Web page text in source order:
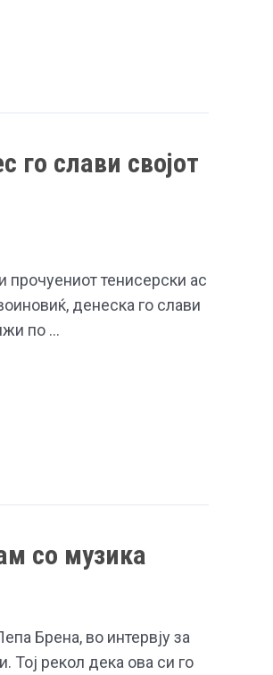
слави својот
прочуениот тенисерски ас
денеска го слави
по …
со музика
Брена, во интервју за
Тој рекол дека ова си го